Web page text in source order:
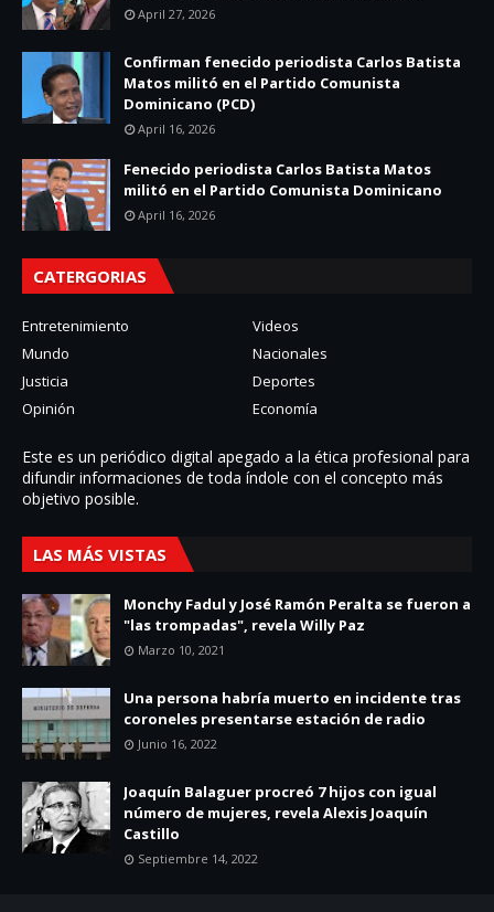
April 27, 2026
Confirman fenecido periodista Carlos Batista
Matos militó en el Partido Comunista
Dominicano (PCD)
April 16, 2026
Fenecido periodista Carlos Batista Matos
militó en el Partido Comunista Dominicano
April 16, 2026
CATERGORIAS
Entretenimiento
Videos
Mundo
Nacionales
Justicia
Deportes
Opinión
Economía
Este es un periódico digital apegado a la ética profesional para
difundir informaciones de toda í­ndole con el concepto más
objetivo posible.
LAS MÁS VISTAS
Monchy Fadul y José Ramón Peralta se fueron a
"las trompadas", revela Willy Paz
Marzo 10, 2021
Una persona habría muerto en incidente tras
coroneles presentarse estación de radio
Junio 16, 2022
Joaquín Balaguer procreó 7 hijos con igual
número de mujeres, revela Alexis Joaquín
Castillo
Septiembre 14, 2022